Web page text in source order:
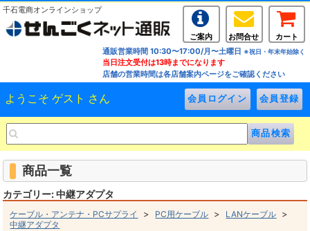
千石電商オンラインショップ
ご案内 お問合せ
カート
通販営業時間 10:30〜17:00/月〜土曜日 ※祝日・年末年始除く
当日注文受付は13時までになります
店舗の営業時間は各店舗案内ページをご確認ください
ようこそ ゲスト さん
商品一覧
カテゴリー: 中継アダプタ
ケーブル・アンテナ・PCサプライ > PC用ケーブル > LANケーブル >
中継アダプタ